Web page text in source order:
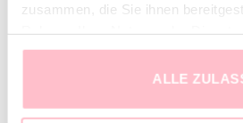
zusammen, die Sie ihnen
ALLE
Kängurutasche
Offene Kanten an Saum und
das Model misst 177cm und